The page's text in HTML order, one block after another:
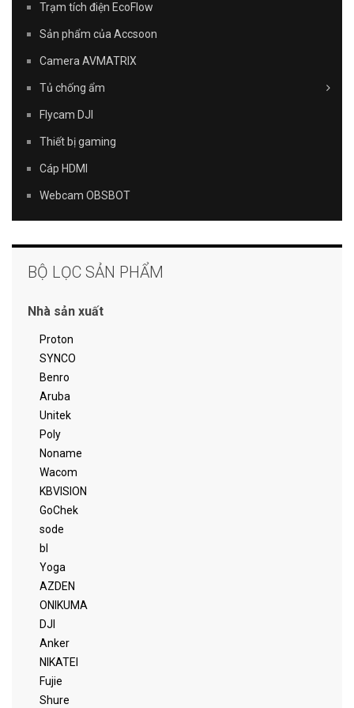
Trạm tích điện EcoFlow
Sản phẩm của Accsoon
Camera AVMATRIX
Tủ chống ẩm
Flycam DJI
Thiết bị gaming
Cáp HDMI
Webcam OBSBOT
BỘ LỌC SẢN PHẨM
Nhà sản xuất
Proton
SYNCO
Benro
Aruba
Unitek
Poly
Noname
Wacom
KBVISION
GoChek
sode
bl
Yoga
AZDEN
ONIKUMA
DJI
Anker
NIKATEI
Fujie
Shure